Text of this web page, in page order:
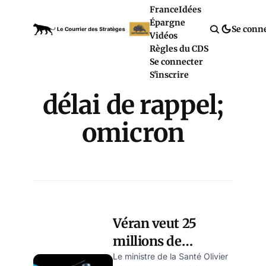
FranceIdées
Épargne
Vidéos
Règles du CDS
Se connecter
S'inscrire
Se
délai de rappel;
omicron
Véran veut 25
millions de
vaccinations en 5
Le ministre de la Santé Olivier